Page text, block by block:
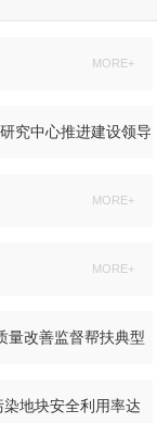
MORE+
究中心推进建设领导
MORE+
MORE+
量改善监督帮扶典型
地块安全利用率达